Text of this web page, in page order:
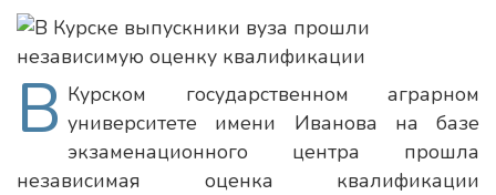
В Курском государственном аграрном
университете имени Иванова на базе
экзаменационного центра прошла
независимая оценка квалификации